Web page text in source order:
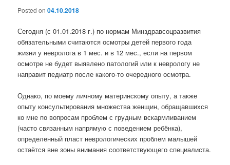
Posted on04.10.2018
Сегодня (с 01.01.2018 г.) по нормам Минздравсоцразвития
обязательными считаются осмотры детей первого года
жизни у невролога в 1 мес. и в 12 мес., если на первом
осмотре не будет выявлено патологий или к неврологу не
направит педиатр после какого-то очередного осмотра.
Однако, по моему личному материнскому опыту, а также
опыту консультирования множества женщин, обращавшихся
ко мне по вопросам проблем с грудным вскармливанием
(часто связанным напрямую с поведением ребёнка),
определенный пласт неврологических проблем малышей
остаётся вне зоны внимания соответствующего специалиста.